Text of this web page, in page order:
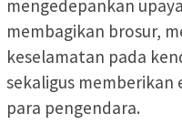
mengedepankan
membagikan brosur,
keselamatan pada
sekaligus memberikan
para pengendara.